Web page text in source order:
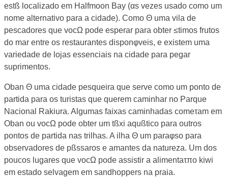
estß localizado em Halfmoon Bay (αs vezes usado como um
nome alternativo para a cidade). Como Θ uma vila de
pescadores que vocΩ pode esperar para obter ≤timos frutos
do mar entre os restaurantes disponφveis, e existem uma
variedade de lojas essenciais na cidade para pegar
suprimentos.
Oban Θ uma cidade pesqueira que serve como um ponto de
partida para os turistas que querem caminhar no Parque
Nacional Rakiura. Algumas faixas caminhadas comeτam em
Oban ou vocΩ pode obter um tßxi aqußtico para outros
pontos de partida nas trilhas. A ilha Θ um paraφso para
observadores de pßssaros e amantes da natureza. Um dos
poucos lugares que vocΩ pode assistir a alimentaτπo kiwi
em estado selvagem em sandhoppers na praia.